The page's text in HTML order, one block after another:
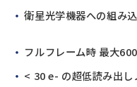
衛星光学機器への組み
フルフレーム時 最大
< 30 e- の超低読み出し